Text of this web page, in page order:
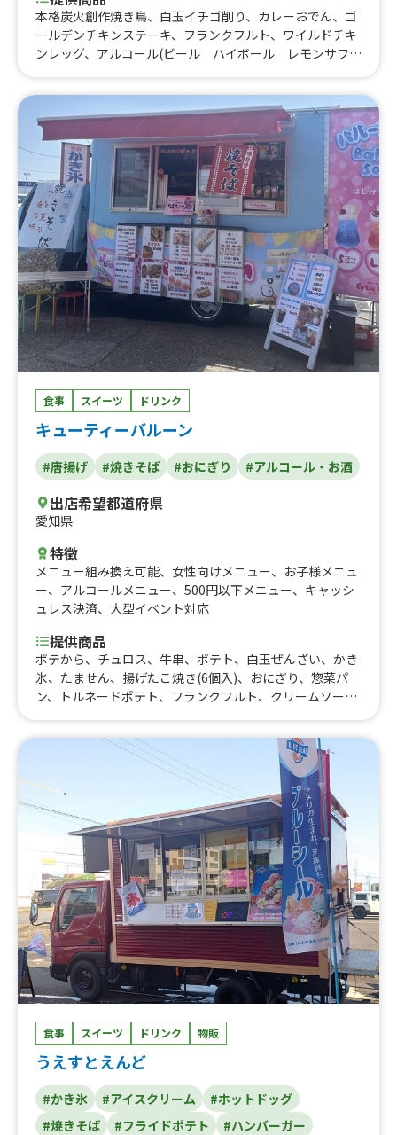
本格炭火創作焼き鳥、白玉イチゴ削り、カレーおでん、ゴ
ールデンチキンステーキ、フランクフルト、ワイルドチキ
ンレッグ、アルコール(ビール ハイボール レモンサワ
オ風エッグタルト、創作浜焼き串(ホタテバター、イカ熟
成醤油)、チョコバナナ、黒豚焼きそば、焼き鳥丼、あいも
り丼、深川飯、ミンチー、カキ氷、鴨串、豚串、豚骨まぜ
そば、明太高菜しらす丼、牛タン焼きそば、唐揚げ、チュ
ロス、たこ焼き、豚汁、肉寿司、牛串、牛タン丼、十勝豚
丼、鴨ロース丼
食事 スイーツ ドリンク
キューティーバルーン
#唐揚げ #焼きそば #おにぎり #アルコール・お酒
出店希望都道府県
愛知県
特徴
メニュー組み換え可能、 女性向けメニュー、 お子様メニュ
ー、 アルコールメニュー、 500円以下メニュー、 キャッシ
ュレス決済、 大型イベント対応
提供商品
ポテから、チュロス、牛串、ポテト、白玉ぜんざい、かき
氷、たません、揚げたこ焼き(6個入)、おにぎり、惣菜パ
ン、トルネードポテト、フランクフルト、クリームソー
食事 スイーツ ドリンク 物販
うえすとえんど
#かき氷 #アイスクリーム
#ホットドッグ
#焼きそば
#フライドポテト
#ハンバーガー